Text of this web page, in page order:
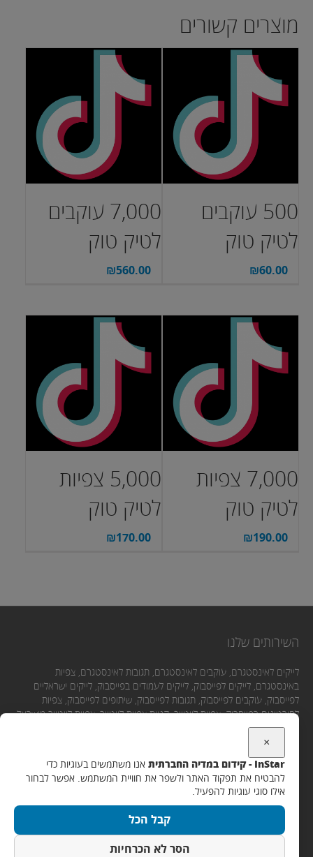
מוצרים קשורים
500 עוקבים
לטיק טוק
₪60.00
7,000 עוקבים
לטיק טוק
₪560.00
7,000 צפיות
לטיק טוק
₪190.00
5,000 צפיות
לטיק טוק
₪170.00
השירותים שלנו
לייקים לאינסטגרם, עוקבים לאינסטגרם, תגובות לאינסטגרם, צפיות
באינסטגרם, לייקים לפייסבוק, לייקים לעמודים בפייסבוק, לייקים ישראליים
לפייסבוק, עוקבים לפייסבוק, תגובות לפייסבוק, שיתופים לפייסבוק, צפיות
לסירטונים בפייסבוק, צפיות ליוטיוב, קניית צפיות ליוטיוב, צפיות ליוטיוב מישראל,
לייקים ליוטיוב, תגובות ליוטיוב, מנויים ליוטיוב.
יצירת קשר
אימייל:
×
InStar - קידום במדיה החברתית
אנו משתמשים בעוגיות כדי
להבטיח את תפקוד האתר ולשפר את חוויית המשתמש. אפשר לבחור
אילו סוגי עוגיות להפעיל.
קבל הכל
הסר לא הכרחיות